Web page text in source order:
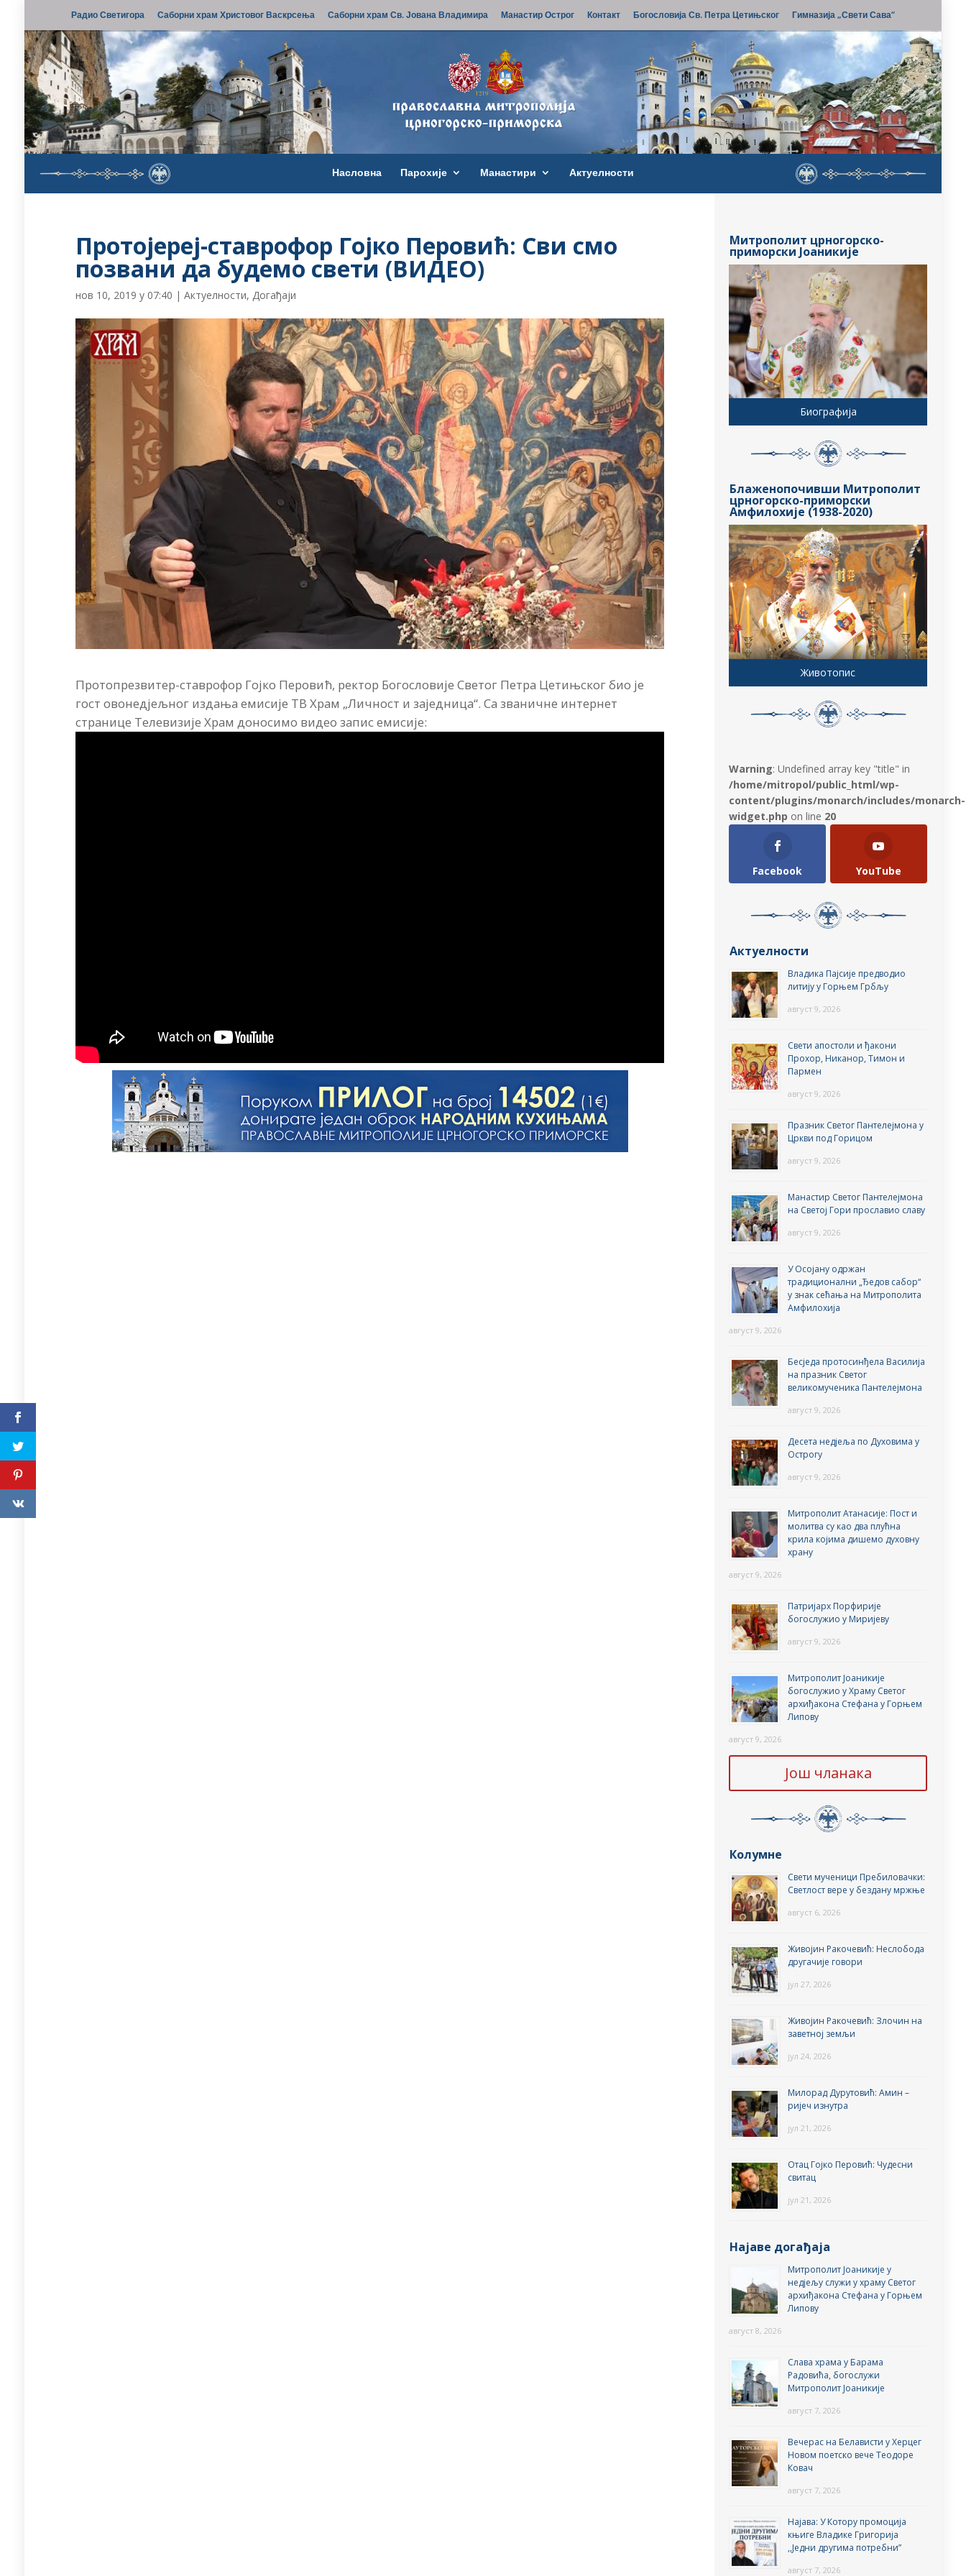
Радио Светигора Саборни храм Христовог Васкрсења Саборни храм Св. Јована Владимира Манастир Острог Контакт Богословија Св. Петра Цетињског Гимназија „Свети Сава“
Насловна Парохије Манастири Актуелности
Протојереј-ставрофор Гојко Перовић: Сви смо
позвани да будемо свети (ВИДЕО)
нов 10, 2019 у 07:40 |Актуелности,Догађаји
Протопрезвитер-ставрофор Гојко Перовић, ректор Богословије Светог Петра Цетињског био је
гост овонедјељног издања емисије ТВ Храм „Личност и заједница“. Са званичне интернет
странице Телевизије Храм доносимо видео запис емисије:
Митрополит црногорско-
приморски Јоаникије
Биографија
Блаженопочивши Митрополит
црногорско-приморски
Амфилохије (1938-2020)
Животопис
Warning: Undefined array key "title" in
/home/mitropol/public_html/wp-
content/plugins/monarch/includes/monarch-
widget.php on line 20
Facebook YouTube
Актуелности
Владика Пајсије предводио
литију у Горњем Грбљу
август 9, 2026
Свети апостоли и ђакони
Прохор, Никанор, Тимон и
Пармен
август 9, 2026
Празник Светог Пантелејмона у
Цркви под Горицом
август 9, 2026
Манастир Светог Пантелејмона
на Светој Гори прославио славу
август 9, 2026
У Осојану одржан
традиционални „Ђедов сабор“
у знак сећања на Митрополита
Амфилохија
август 9, 2026
Бесједа протосинђела Василија
на празник Светог
великомученика Пантелејмона
август 9, 2026
Десета недјеља по Духовима у
Острогу
август 9, 2026
Митрополит Атанасије: Пост и
молитва су као два плућна
крила којима дишемо духовну
храну
август 9, 2026
Патријарх Порфирије
богослужио у Миријеву
август 9, 2026
Митрополит Јоаникије
богослужио у Храму Светог
архиђакона Стефана у Горњем
Липову
август 9, 2026
Још чланака
Колумне
Свети мученици Пребиловачки:
Светлост вере у бездану мржње
август 6, 2026
Живојин Ракочевић: Неслобода
другачије говори
јул 27, 2026
Живојин Ракочевић: Злочин на
заветној земљи
јул 24, 2026
Милорад Дурутовић: Амин –
ријеч изнутра
јул 21, 2026
Отац Гојко Перовић: Чудесни
свитац
јул 21, 2026
Најаве догађаја
Митрополит Јоаникије у
недјељу служи у храму Светог
архиђакона Стефана у Горњем
Липову
август 8, 2026
Слава храма у Барама
Радовића, богослужи
Митрополит Јоаникије
август 7, 2026
Вечерас на Белависти у Херцег
Новом поетско вече Теодоре
Ковач
август 7, 2026
Најава: У Котору промоција
књиге Владике Григорија
,,Једни другима потребни”
август 7, 2026